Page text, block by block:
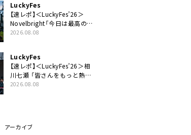
LuckyFes
【速レポ】＜LuckyFes’26＞
Novelbright「今日は最高のフ
ェス日和。最高の休日を、最
2026.08.08
LuckyFes
【速レポ】＜LuckyFes’26＞相
川七瀬 「皆さんをもっと熱
く、熱く、熱く盛り上げていき
2026.08.08
アーカイブ